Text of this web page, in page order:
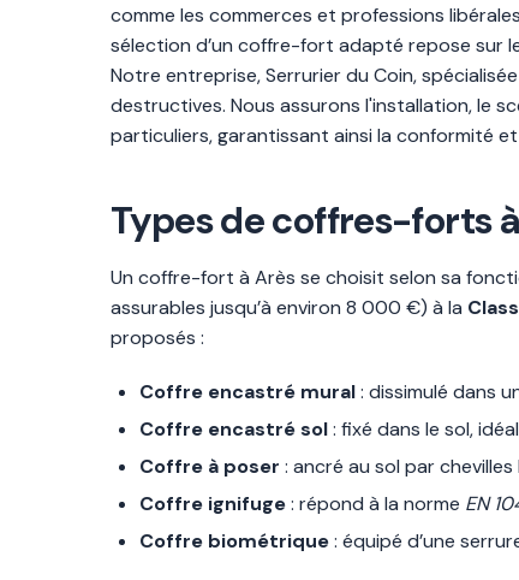
comme les commerces et professions
sélection d’un coffre-fort adapté repose sur
Notre entreprise, Serrurier du Coin,
destructives. Nous assurons l'installation, le
particuliers, garantissant ainsi la conformité
Types de coffres-forts
Un coffre-fort à Arès se choisit selon sa
assurables jusqu’à environ 8 000 €) à la
proposés :
Coffre encastré mural: dissimulé dans
Coffre encastré sol: fixé dans le sol,
Coffre à poser : ancré au sol par
Coffre ignifuge: répond à la norme EN
Coffre biométrique: équipé d’une